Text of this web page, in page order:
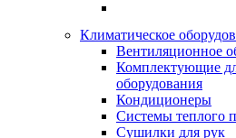
Климатическое
Вентиляционное
Комплектующие
оборудования
Кондиционеры
Системы теплого
Сушилки для рук